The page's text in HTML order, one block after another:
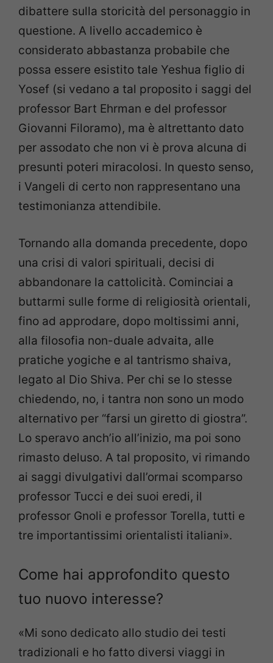
dibattere sulla storicità del personaggio in
questione. A livello accademico è
considerato abbastanza probabile che
possa essere esistito tale Yeshua figlio di
Yosef (si vedano a tal proposito i saggi del
professor Bart Ehrman e del professor
Giovanni Filoramo), ma è altrettanto dato
per assodato che non vi è prova alcuna di
presunti poteri miracolosi. In questo senso,
i Vangeli di certo non rappresentano una
testimonianza attendibile.
Tornando alla domanda precedente, dopo
una crisi di valori spirituali, decisi di
abbandonare la cattolicità. Cominciai a
buttarmi sulle forme di religiosità orientali,
fino ad approdare, dopo moltissimi anni,
alla filosofia non-duale advaita, alle
pratiche yogiche e al tantrismo shaiva,
legato al Dio Shiva. Per chi se lo stesse
chiedendo, no, i tantra non sono un modo
alternativo per “farsi un giretto di giostra”.
Lo speravo anch’io all’inizio, ma poi sono
rimasto deluso. A tal proposito, vi rimando
ai saggi divulgativi dall’ormai scomparso
professor Tucci e dei suoi eredi, il
professor Gnoli e professor Torella, tutti e
tre importantissimi orientalisti italiani».
Come hai approfondito questo
tuo nuovo interesse?
«Mi sono dedicato allo studio dei testi
tradizionali e ho fatto diversi viaggi in